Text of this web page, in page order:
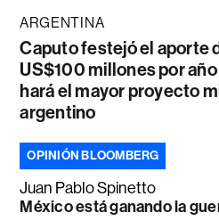
ARGENTINA
Caputo festejó el aporte
US$100 millones por
hará el mayor proyecto
argentino
OPINIÓN BLOOMBERG
Juan Pablo Spinetto
México está ganando la